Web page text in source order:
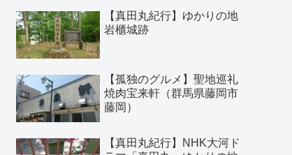
【真田丸紀行】ゆかりの地
岩櫃城跡
【孤独のグルメ】聖地巡礼
焼肉宝来軒（群馬県藤岡市
藤岡）
【真田丸紀行】NHK大河ド